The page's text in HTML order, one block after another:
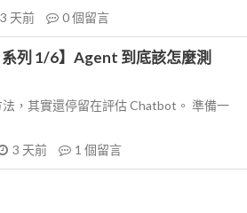
3 天前 0個留言
列 1/6】Agent 到底該怎麼測
，其實還停留在評估 Chatbot。 準備一
3 天前 1 個留言